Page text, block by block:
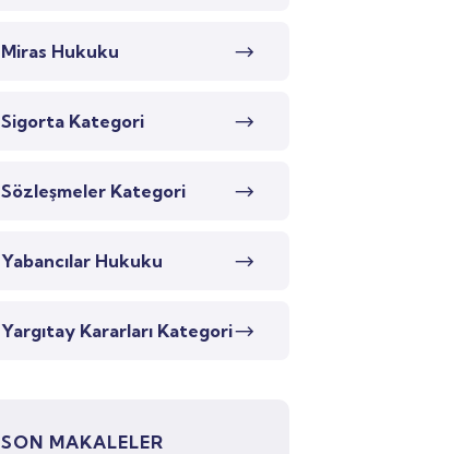
Miras Hukuku
Sigorta Kategori
Sözleşmeler Kategori
Yabancılar Hukuku
Yargıtay Kararları Kategori
SON MAKALELER